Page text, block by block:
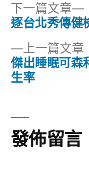
文
章
導
上一篇文章
傑出睡眠可森
生率
下一篇文章
下
逐台北秀傳健
發佈留言